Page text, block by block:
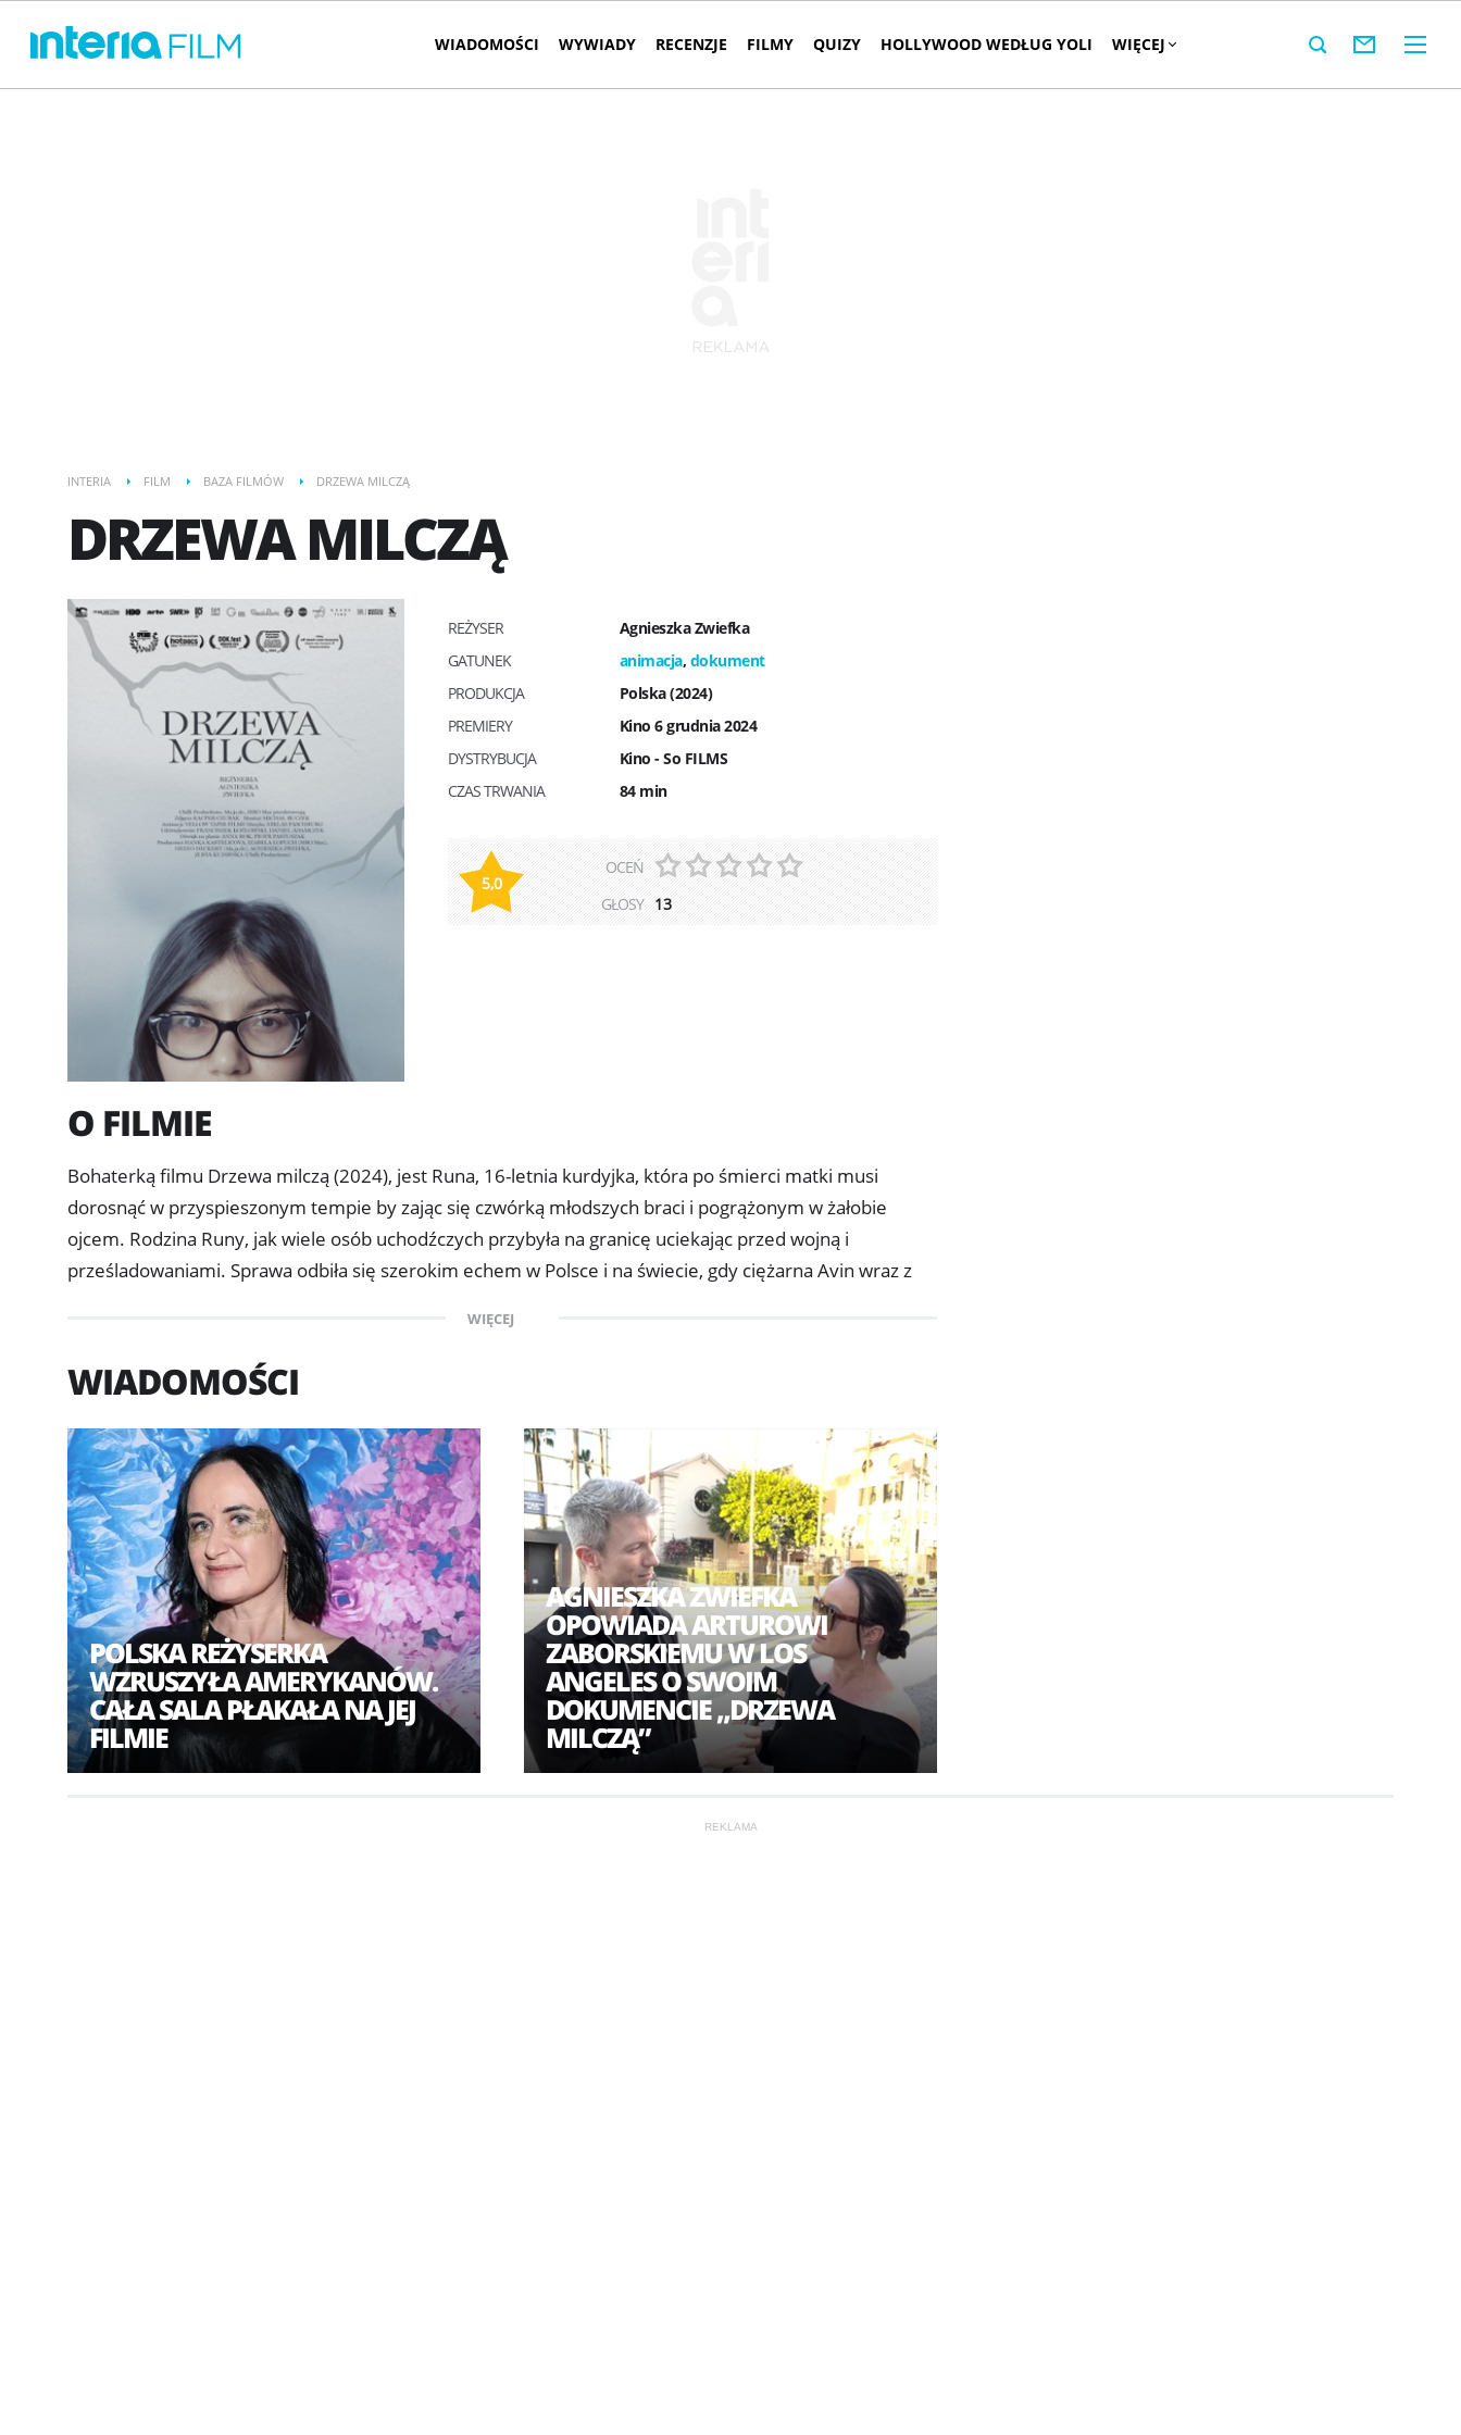
WIADOMOŚCI WYWIADY RECENZJE FILMY QUIZY HOLLYWOOD WEDŁUG YOLI WIĘCEJ
INTERIA FILM BAZA FILMÓW DRZEWA MILCZĄ
DRZEWA MILCZĄ
REŻYSER
Agnieszka Zwiefka
GATUNEK
animacja, dokument
PRODUKCJA
Polska (2024)
PREMIERY
Kino 6 grudnia 2024
DYSTRYBUCJA
Kino - So FILMS
CZAS TRWANIA
84 min
5,0
OCEŃ
GŁOSY 13
O FILMIE
Bohaterką filmu Drzewa milczą (2024), jest Runa, 16-letnia kurdyjka, która po śmierci matki musi
dorosnąć w przyspieszonym tempie by zając się czwórką młodszych braci i pogrążonym w żałobie
ojcem. Rodzina Runy, jak wiele osób uchodźczych przybyła na granicę uciekając przed wojną i
prześladowaniami. Sprawa odbiła się szerokim echem w Polsce i na świecie, gdy ciężarna Avin wraz z
piątkę dzieci, w tym jedyną córkę, Runę. Agnieszka spotkała rodzinę świeżo po tragedii w ośrodku dla
uchodźców i wywiązała się między nimi szczególna więź, dzięki której powstał film, a rodzina odnalazła
spokój i bezpieczny dom w Sopocie, gdzie mieszka do dziś dzięki wsparciu miasta.
WIĘCEJ
WIADOMOŚCI
POLSKA REŻYSERKA
WZRUSZYŁA AMERYKANÓW.
CAŁA SALA PŁAKAŁA NA JEJ
FILMIE
AGNIESZKA ZWIEFKA
OPOWIADA ARTUROWI
ZABORSKIEMU W LOS
ANGELES O SWOIM
DOKUMENCIE „DRZEWA
MILCZĄ”
REKLAMA